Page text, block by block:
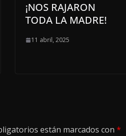
¡NOS RAJARON
TODA LA MADRE!
11 abril, 2025
están marcados con *